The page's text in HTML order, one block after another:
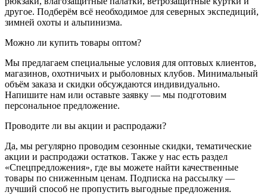
другое. Подберём всё необходимое для северных экспедиций,
зимней охоты и альпинизма.
Можно ли купить товары оптом?
Мы предлагаем специальные условия для оптовых клиентов,
магазинов, охотничьих и рыболовных клубов. Минимальный
объём заказа и скидки обсуждаются индивидуально.
Напишите нам или оставьте заявку — мы подготовим
персональное предложение.
Проводите ли вы акции и распродажи?
Да, мы регулярно проводим сезонные скидки, тематические
акции и распродажи остатков. Также у нас есть раздел
«Спецпредложения», где вы можете найти качественные
товары по сниженным ценам. Подписка на рассылку —
лучший способ не пропустить выгодные предложения.